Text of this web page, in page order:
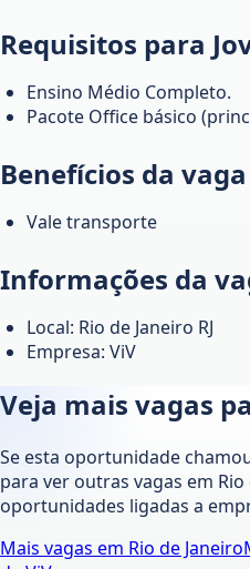
Requisitos para
Ensino Médio Completo.
Pacote Office básico
Benefícios da vaga
Vale transporte
Informações da
Local: Rio de Janeiro RJ
Empresa: ViV
Veja mais vagas
Se esta oportunidade
para ver outras vagas em Rio
oportunidades ligadas a
Mais vagas em Rio de Janeiro